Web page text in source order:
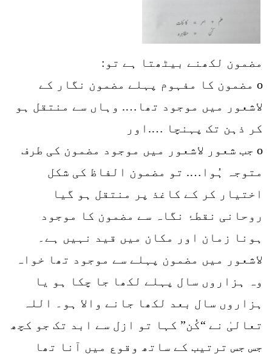
مضمون لکھنے بیٹھتا ہے تو:
o مضمون کا مفہوم پہلے مضمون نگار کے
لاشعور میں موجود تھا…. وہاں سے منتقل ہو
کر ذہن تک پہنچا ….اور
o جب شعور لاشعور میں موجود مضمون کی طرف
متوجہ ہُوا…. تو مضمون الفاظ کی شکل
اختیار کر کے کاغذ پر منتقل ہو گیا
روحانی نقطۂ نگاہ سے مضمون کا موجود
ہونا زمان اور مکان میں قید نہیں ہے۔
لاشعور میں مضمون پہلے سے موجود تھا خواہ
وہ ہزاروں سال پہلے لکھا جا چکا ہو یا
ہزاروں سال بعد لکھا جانے والا ہو۔ اللہ
تعالیٰ نے “کُن” کہا تو ازل سے ابد تک جو کچھ
جس جس ترتیب کے ساتھ وقوع میں آنا تھا